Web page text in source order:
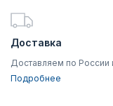
Доставка
Доставляем по России
Подробнее